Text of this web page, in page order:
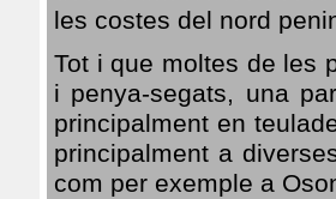
les costes del nord
Tot i que moltes de les
i penya-segats, una
principalment en
principalment a
com per exemple a